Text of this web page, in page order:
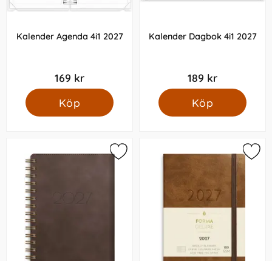
Kalender Agenda 4i1 2027
169 kr
Köp
Kalender Dagbok 4i1 2027
189 kr
Köp